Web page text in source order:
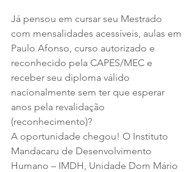
Já pensou em cursar seu Mestrado
com mensalidades acessíveis, aulas em
Paulo Afonso, curso autorizado e
reconhecido pela CAPES/MEC e
receber seu diploma válido
nacionalmente sem ter que esperar
anos pela revalidação
(reconhecimento)?
A oportunidade chegou! O Instituto
Mandacaru de Desenvolvimento
Humano – IMDH, Unidade Dom Mário